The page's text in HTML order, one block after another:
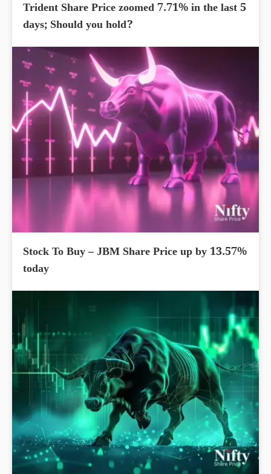
Trident Share Price zoomed 7.71% in the last 5
days; Should you hold?
Stock To Buy – JBM Share Price up by 13.57%
today